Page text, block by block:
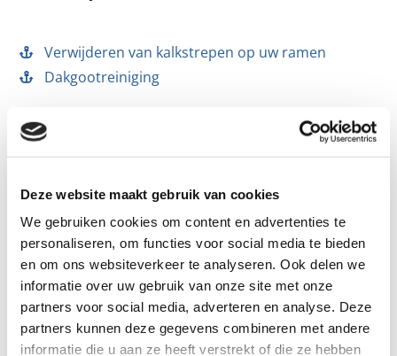
Deze website maakt gebruik van cookies
We gebruiken cookies om content en advertenties te
personaliseren, om functies voor social media te bieden
en om ons websiteverkeer te analyseren. Ook delen we
informatie over uw gebruik van onze site met onze
partners voor social media, adverteren en analyse. Deze
partners kunnen deze gegevens combineren met andere
informatie die u aan ze heeft verstrekt of die ze hebben
Verwijderen van kalkstrepen op uw ramen
Dakgootreiniging
Reiniging van buitenschilderwerk
Reiniging van zonnepanelen
Anti-spinbehandelingen
Hogedrukreiniging van gevels, terrassen etc.
Graffitiverwijdering